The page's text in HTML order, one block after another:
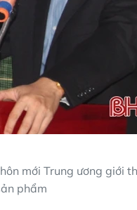
mới Trung ương giới
phẩm